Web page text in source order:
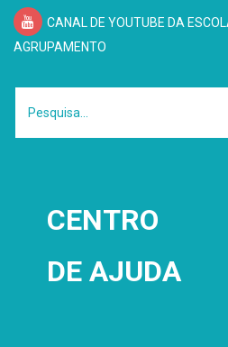
O que tem que devolver?
Save
CANAL DE YOUTUBE DA
AGRUPAMENTO
CENTRO
DE AJUDA